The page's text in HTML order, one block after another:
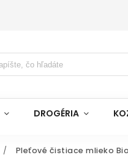
DROGÉRIA
/ Pleťové čistiace mlieko